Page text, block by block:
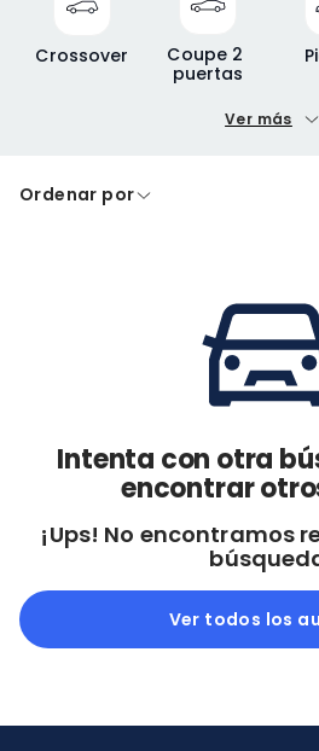
Crossover
Coupe 2
puertas
A crédito
Ver más
Ordenar por
Intenta con otra
encontrar
¡Ups! No encontramos
Ver todos los